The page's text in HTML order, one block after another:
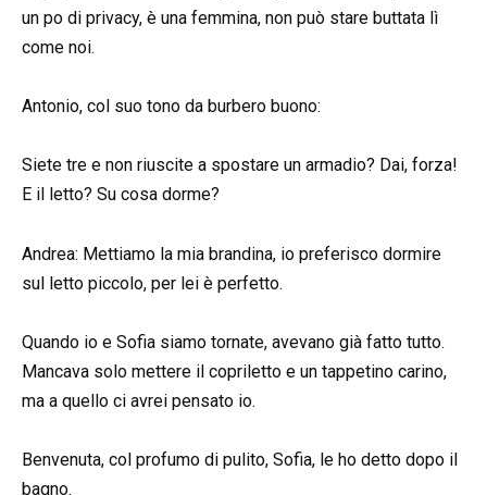
un po di privacy, è una femmina, non può stare buttata lì
come noi.
Antonio, col suo tono da burbero buono:
Siete tre e non riuscite a spostare un armadio? Dai, forza!
E il letto? Su cosa dorme?
Andrea: Mettiamo la mia brandina, io preferisco dormire
sul letto piccolo, per lei è perfetto.
Quando io e Sofia siamo tornate, avevano già fatto tutto.
Mancava solo mettere il copriletto e un tappetino carino,
ma a quello ci avrei pensato io.
Benvenuta, col profumo di pulito, Sofia, le ho detto dopo il
bagno.